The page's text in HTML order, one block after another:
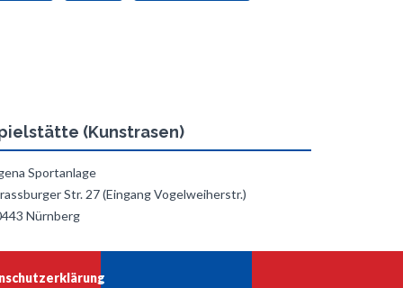
(Kunstrasen)
Sportanlage
Str. 27 (Eingang Vogelweiherstr.)
Nürnberg